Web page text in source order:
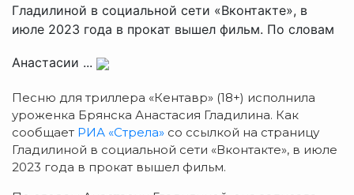
Гладилиной в социальной сети «Вконтакте», в
июле 2023 года в прокат вышел фильм. По словам
Анастасии ...
Песню для триллера «Кентавр» (18+) исполнила
уроженка Брянска Анастасия Гладилина. Как
сообщает РИА «Стрела» со ссылкой на страницу
Гладилиной в социальной сети «Вконтакте», в июле
2023 года в прокат вышел фильм.